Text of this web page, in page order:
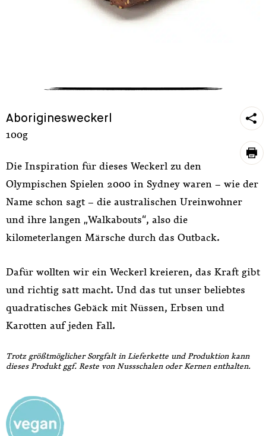
Aboriginesweckerl
100g
Die Inspiration für dieses Weckerl zu den
Olympischen Spielen 2000 in Sydney waren – wie der
Name schon sagt – die australischen Ureinwohner
und ihre langen „Walkabouts“, also die
kilometerlangen Märsche durch das Outback.
Dafür wollten wir ein Weckerl kreieren, das Kraft gibt
und richtig satt macht. Und das tut unser beliebtes
quadratisches Gebäck mit Nüssen, Erbsen und
Karotten auf jeden Fall.
Trotz größtmöglicher Sorgfalt in Lieferkette und Produktion kann
dieses Produkt ggf. Reste von Nussschalen oder Kernen enthalten.